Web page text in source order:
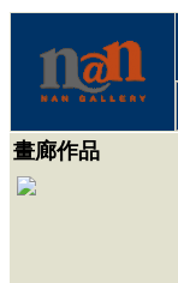
畫廊作品